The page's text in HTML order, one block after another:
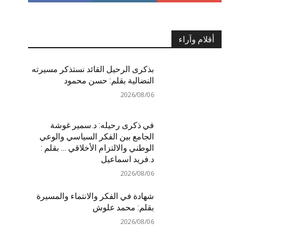
أقلام واَراء
بذكرى الرحيل القائد نستذكر مسيرته
النضالية بقلم: حسن محمود
2026/08/06
في ذكرى رحيله: د.سمير غوشة
الجامع بين الفكر السياسي والوعي
الوطني والالتزام الأخلاقي … بقلم :
د.فريد اسماعيل
2026/08/06
شهادة في الفكر والانتماء والمسيرة
بقلم: محمد علوش
2026/08/06